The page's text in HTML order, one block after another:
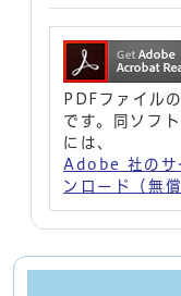
PDFファイル
です。同ソフ
には、
Adobe 社の
ンロード（無